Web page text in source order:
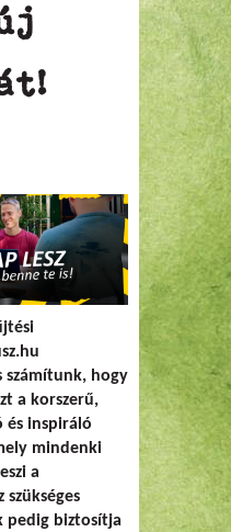
számítunk, hogy
a korszerű,
és inspiráló
mindenki
a
pedig biztosítja